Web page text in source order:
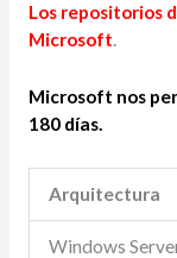
Los repositorios
Microsoft.
Microsoft nos
180 días.
Arquitectura
Windows